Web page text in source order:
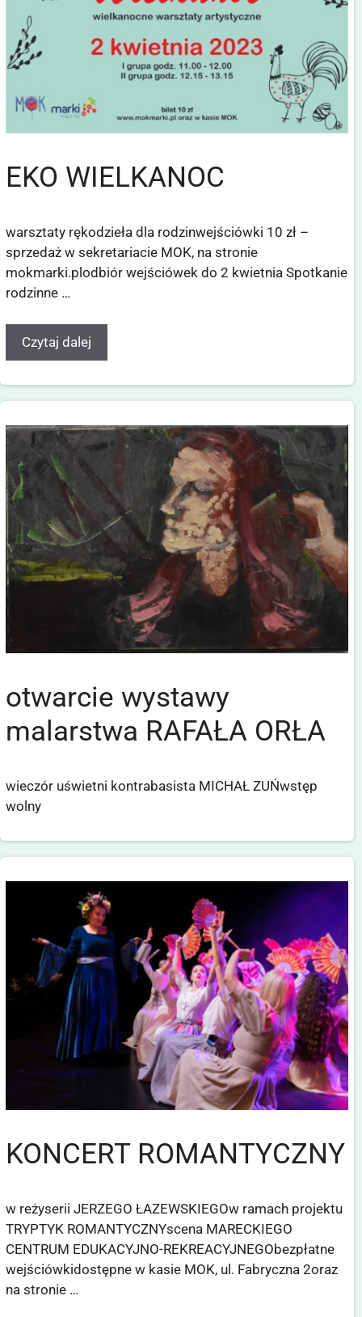
EKO WIELKANOC
warsztaty rękodzieła dla rodzinwejściówki 10 zł –
sprzedaż w sekretariacie MOK, na stronie
mokmarki.plodbiór wejściówek do 2 kwietnia Spotkanie
rodzinne …
Czytaj dalej
otwarcie wystawy
malarstwa RAFAŁA ORŁA
wieczór uświetni kontrabasista MICHAŁ ZUŃwstęp
wolny
KONCERT ROMANTYCZNY
w reżyserii JERZEGO ŁAZEWSKIEGOw ramach projektu
TRYPTYK ROMANTYCZNYscena MARECKIEGO
CENTRUM EDUKACYJNO-REKREACYJNEGObezpłatne
wejściówkidostępne w kasie MOK, ul. Fabryczna 2oraz
na stronie …